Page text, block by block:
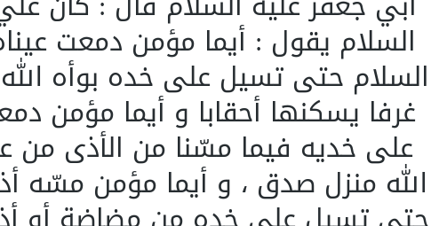
السلام يقول : أيما مؤمن دمعت
السلام حتى تسيل على خده بوأه
غرفا يسكنها أحقابا و أيما مؤمن
على خديه فيما مسّنا من الأذى من
الله منزل صدق ، و أيما مؤمن مسّه